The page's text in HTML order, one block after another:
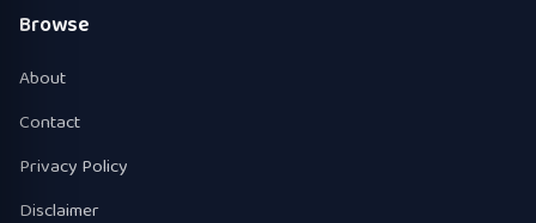
Browse
About
Contact
Privacy Policy
Disclaimer